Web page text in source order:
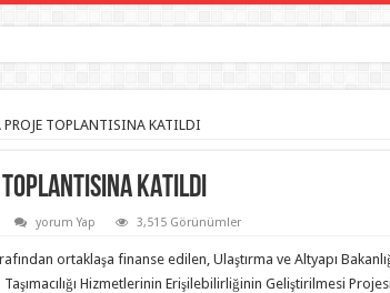
PROJE TOPLANTISINA KATILDI
KATILDI
yorum Yap 3,515 Görünümler
ortaklaşa finanse edilen, Ulaştırma ve Altyapı
Hizmetlerinin Erişilebilirliğinin Geliştirilmesi